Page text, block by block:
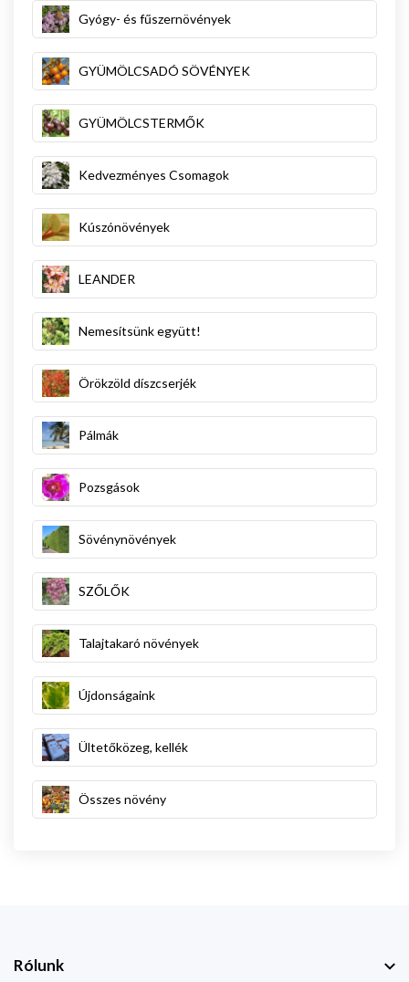
Gyógy- és fűszernövények
GYÜMÖLCSADÓ SÖVÉNYEK
GYÜMÖLCSTERMŐK
Kedvezményes Csomagok
Kúszónövények
LEANDER
Nemesítsünk együtt!
Örökzöld díszcserjék
Pálmák
Pozsgások
Sövénynövények
SZŐLŐK
Talajtakaró növények
Újdonságaink
Ültetőközeg, kellék
Összes növény
Rólunk